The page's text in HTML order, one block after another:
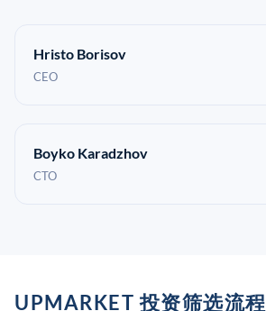
Hristo Borisov
CEO
Boyko Karadzhov
CTO
UPMARKET 投资筛选流程